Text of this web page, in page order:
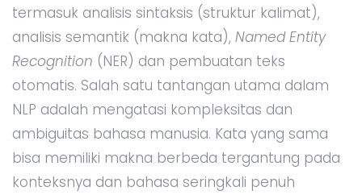
termasuk analisis sintaksis (struktur kalimat),
analisis semantik (makna kata), Named Entity
Recognition (NER) dan pembuatan teks
otomatis. Salah satu tantangan utama dalam
NLP adalah mengatasi kompleksitas dan
ambiguitas bahasa manusia. Kata yang sama
bisa memiliki makna berbeda tergantung pada
konteksnya dan bahasa seringkali penuh